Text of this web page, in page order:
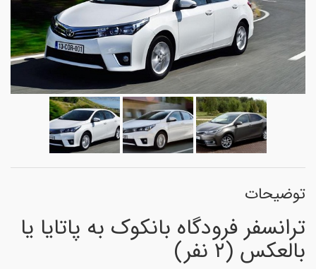
توضیحات
ترانسفر فرودگاه بانکوک به پاتایا یا
بالعکس (۲ نفر)